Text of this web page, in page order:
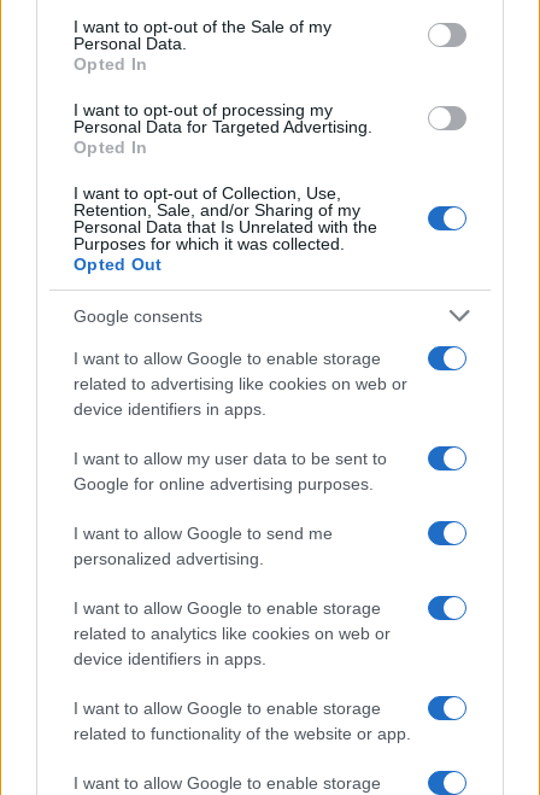
consent section.
I want to opt-out of the Sale of my
Personal Data.
Opted In
I want to opt-out of processing my
Personal Data for Targeted Advertising.
Opted In
I want to opt-out of Collection, Use,
Retention, Sale, and/or Sharing of my
Personal Data that Is Unrelated with the
Purposes for which it was collected.
Opted Out
Google consents
I want to allow Google to enable storage
related to advertising like cookies on web or
device identifiers in apps.
I want to allow my user data to be sent to
Google for online advertising purposes.
I want to allow Google to send me
personalized advertising.
I want to allow Google to enable storage
related to analytics like cookies on web or
device identifiers in apps.
I want to allow Google to enable storage
related to functionality of the website or app.
I want to allow Google to enable storage
chiari, metriche solide e capacità di esecuzione. Progettare
con la scorecard in mente significa produrre documenti
più credibili e interventi realmente trasformativi, con
benefici che resistono nel tempo.
AUTORE
Francesca Galli
bancaria, prese la decisione di cambiare
carriera dopo un convegno a Palazzo Vecchio:
oggi cura analisi di mercati e colonne su
risparmio e investimenti. In redazione propone
conserva l'agenda del primo impiego in banca.